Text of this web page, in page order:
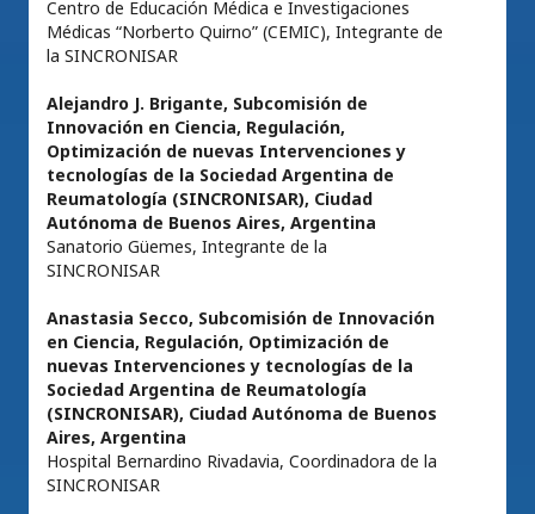
Centro de Educación Médica e Investigaciones
Médicas “Norberto Quirno” (CEMIC), Integrante de
la SINCRONISAR
Alejandro J. Brigante, Subcomisión de
Innovación en Ciencia, Regulación,
Optimización de nuevas Intervenciones y
tecnologías de la Sociedad Argentina de
Reumatología (SINCRONISAR), Ciudad
Autónoma de Buenos Aires, Argentina
Sanatorio Güemes, Integrante de la
SINCRONISAR
Anastasia Secco, Subcomisión de Innovación
en Ciencia, Regulación, Optimización de
nuevas Intervenciones y tecnologías de la
Sociedad Argentina de Reumatología
(SINCRONISAR), Ciudad Autónoma de Buenos
Aires, Argentina
Hospital Bernardino Rivadavia, Coordinadora de la
SINCRONISAR